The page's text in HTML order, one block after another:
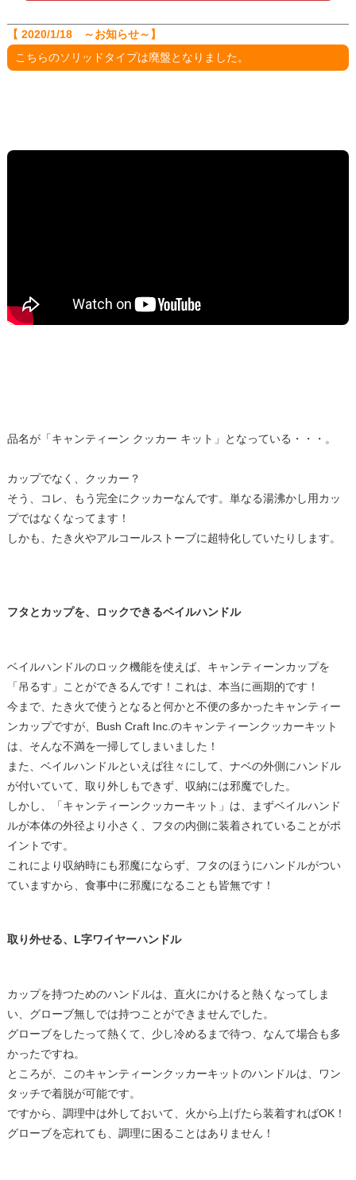
【 2020/1/18 ～お知らせ～】
こちらのソリッドタイプは廃盤となりました。
品名が「キャンティーン クッカー キット」となっている・・・。
カップでなく、クッカー？
そう、コレ、もう完全にクッカーなんです。単なる湯沸かし用カッ
プではなくなってます！
しかも、たき火やアルコールストーブに超特化していたりします。
フタとカップを、ロックできるベイルハンドル
ベイルハンドルのロック機能を使えば、キャンティーンカップを
「吊るす」ことができるんです！これは、本当に画期的です！
今まで、たき火で使うとなると何かと不便の多かったキャンティー
ンカップですが、Bush Craft Inc.のキャンティーンクッカーキット
は、そんな不満を一掃してしまいました！
また、ベイルハンドルといえば往々にして、ナベの外側にハンドル
が付いていて、取り外しもできず、収納には邪魔でした。
しかし、「キャンティーンクッカーキット」は、まずベイルハンド
ルが本体の外径より小さく、フタの内側に装着されていることがポ
イントです。
これにより収納時にも邪魔にならず、フタのほうにハンドルがつい
ていますから、食事中に邪魔になることも皆無です！
取り外せる、L字ワイヤーハンドル
カップを持つためのハンドルは、直火にかけると熱くなってしま
い、グローブ無しでは持つことができませんでした。
グローブをしたって熱くて、少し冷めるまで待つ、なんて場合も多
かったですね。
ところが、このキャンティーンクッカーキットのハンドルは、ワン
タッチで着脱が可能です。
ですから、調理中は外しておいて、火から上げたら装着すればOK！
グローブを忘れても、調理に困ることはありません！